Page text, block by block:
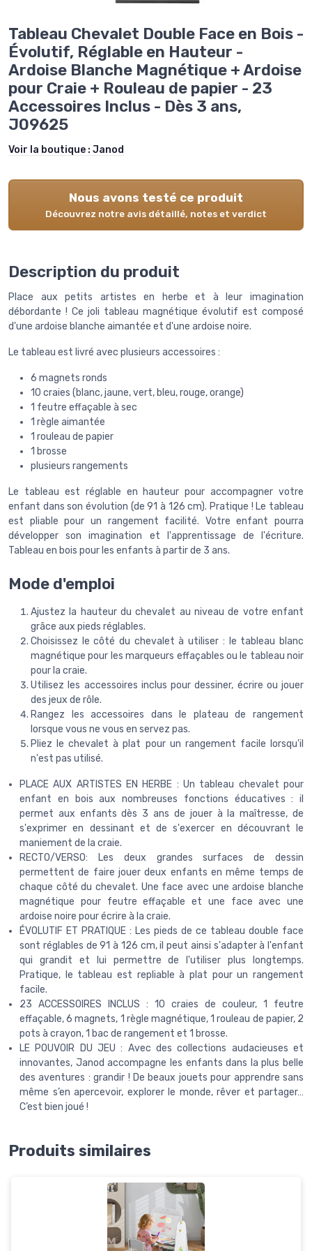
Tableau Chevalet Double Face en Bois -
Évolutif, Réglable en Hauteur -
Ardoise Blanche Magnétique + Ardoise
pour Craie + Rouleau de papier - 23
Accessoires Inclus - Dès 3 ans,
J09625
Voir la boutique : Janod
Nous avons testé ce produit
Découvrez notre avis détaillé, notes et verdict
Description du produit
Place aux petits artistes en herbe et à leur imagination
débordante ! Ce joli tableau magnétique évolutif est composé
d'une ardoise blanche aimantée et d'une ardoise noire.
Le tableau est livré avec plusieurs accessoires :
6 magnets ronds
10 craies (blanc, jaune, vert, bleu, rouge, orange)
1 feutre effaçable à sec
1 règle aimantée
1 rouleau de papier
1 brosse
plusieurs rangements
Le tableau est réglable en hauteur pour accompagner votre
enfant dans son évolution (de 91 à 126 cm). Pratique ! Le tableau
est pliable pour un rangement facilité. Votre enfant pourra
développer son imagination et l'apprentissage de l'écriture.
Tableau en bois pour les enfants à partir de 3 ans.
Mode d'emploi
Ajustez la hauteur du chevalet au niveau de votre enfant
grâce aux pieds réglables.
Choisissez le côté du chevalet à utiliser : le tableau blanc
magnétique pour les marqueurs effaçables ou le tableau noir
pour la craie.
Utilisez les accessoires inclus pour dessiner, écrire ou jouer
des jeux de rôle.
Rangez les accessoires dans le plateau de rangement
lorsque vous ne vous en servez pas.
Pliez le chevalet à plat pour un rangement facile lorsqu'il
n'est pas utilisé.
PLACE AUX ARTISTES EN HERBE : Un tableau chevalet pour
enfant en bois aux nombreuses fonctions éducatives : il
permet aux enfants dès 3 ans de jouer à la maîtresse, de
s'exprimer en dessinant et de s'exercer en découvrant le
maniement de la craie.
RECTO/VERSO: Les deux grandes surfaces de dessin
permettent de faire jouer deux enfants en même temps de
chaque côté du chevalet. Une face avec une ardoise blanche
magnétique pour feutre effaçable et une face avec une
ardoise noire pour écrire à la craie.
ÉVOLUTIF ET PRATIQUE : Les pieds de ce tableau double face
sont réglables de 91 à 126 cm, il peut ainsi s'adapter à l'enfant
qui grandit et lui permettre de l'utiliser plus longtemps.
Pratique, le tableau est repliable à plat pour un rangement
facile.
23 ACCESSOIRES INCLUS : 10 craies de couleur, 1 feutre
effaçable, 6 magnets, 1 règle magnétique, 1 rouleau de papier, 2
pots à crayon, 1 bac de rangement et 1 brosse.
LE POUVOIR DU JEU : Avec des collections audacieuses et
innovantes, Janod accompagne les enfants dans la plus belle
des aventures : grandir ! De beaux jouets pour apprendre sans
même s’en apercevoir, explorer le monde, rêver et partager…
C’est bien joué !
Produits similaires